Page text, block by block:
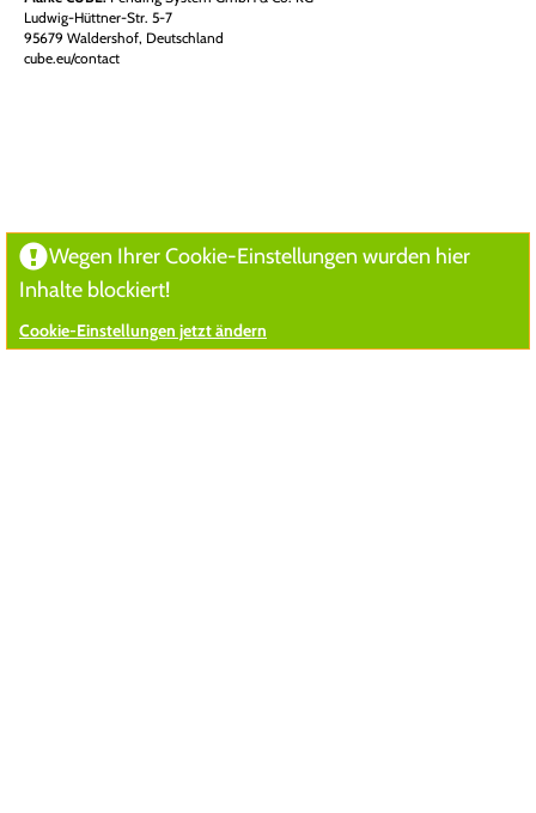
Ludwig-Hüttner-Str. 5-7
95679 Waldershof, Deutschland
cube.eu/contact
Wegen Ihrer Cookie-Einstellungen wurden hier
Inhalte blockiert!
Cookie-Einstellungen jetzt ändern